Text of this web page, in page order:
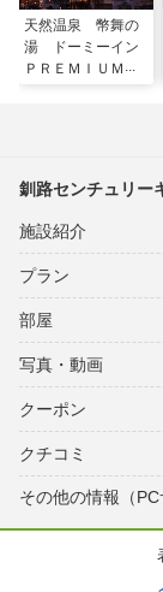
天然温泉 幣舞の
湯 ドーミーイン
ＰＲＥＭＩＵＭ釧
釧路センチュリー
施設紹介
プラン
部屋
写真・動画
クーポン
クチコミ
その他の情報（PC